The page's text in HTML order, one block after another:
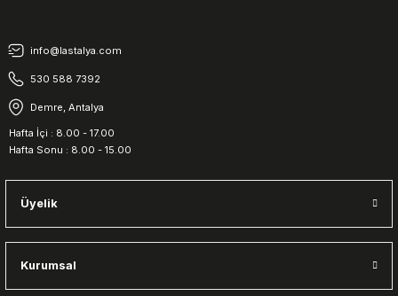
info@lastalya.com
530 588 7392
Demre, Antalya
Hafta İçi : 8.00 - 17.00
Hafta Sonu : 8.00 - 15.00
Üyelik
Kurumsal